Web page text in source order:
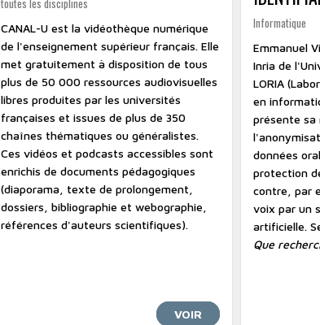
toutes les disciplines
CANAL-U est la vidéothèque numérique
de l'enseignement supérieur français. Elle
met gratuitement à disposition de tous
plus de 50 000 ressources audiovisuelles
libres produites par les universités
françaises et issues de plus de 350
chaînes thématiques ou généralistes.
Ces vidéos et podcasts accessibles sont
enrichis de documents pédagogiques
(diaporama, texte de prolongement,
dossiers, bibliographie et webographie,
références d'auteurs scientifiques).
VOIR
Informatique
Emmanuel
Inria de
LORIA
en
présente sa
données
protection
contre, par
voix par un
artificielle.
Que